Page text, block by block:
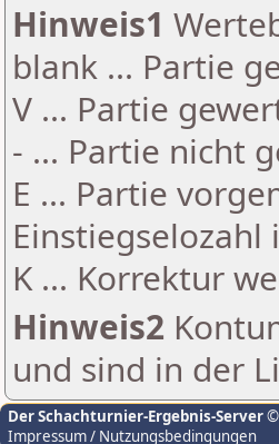
Hinweis1
blank ... Partie
V ... Partie
- ... Partie nicht
E ... Partie
K ... Korrektur
Hinweis2
und sind in der
Der Schachturnier-Ergebnis-Server©
Impressum / Nutzungsbedingungen